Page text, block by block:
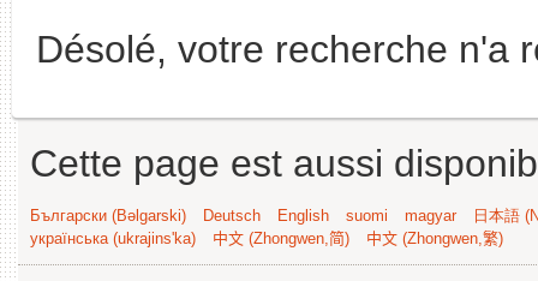
Désolé, votre recherche n'a
Cette page est aussi
Български (Bəlgarski) Deutsch English suomi magyar
日本語
українська (ukrajins'ka)
中文 (Zhongwen,简) 中文 (Zhongwen,繁)